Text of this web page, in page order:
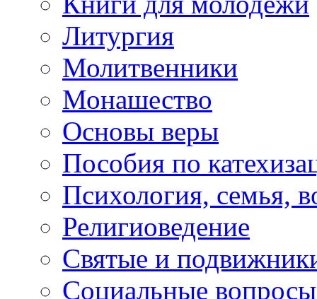
Литургия
Молитвенники
Монашество
Основы веры
Пособия по
Психология, семья,
Религиоведение
Святые и
Социальные вопросы